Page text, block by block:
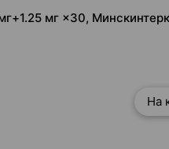
мг ×30,
На